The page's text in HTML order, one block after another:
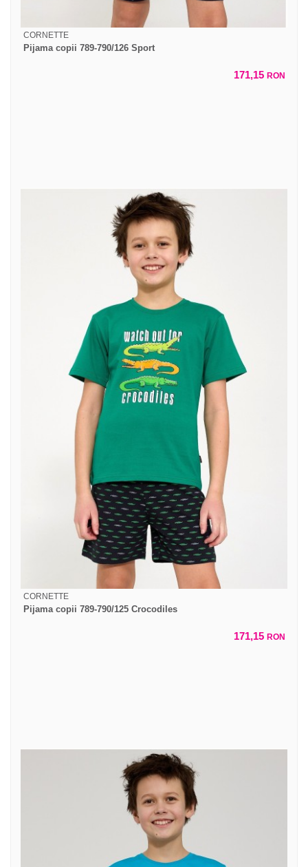
CORNETTE
Pijama copii 789-790/126 Sport
171,15 RON
CORNETTE
Pijama copii 789-790/125 Crocodiles
171,15 RON